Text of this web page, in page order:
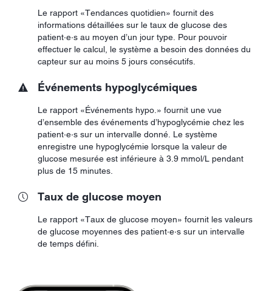
Le rapport «Tendances quotidien» fournit des
informations détaillées sur le taux de glucose des
patient·e·s au moyen d’un jour type. Pour pouvoir
effectuer le calcul, le système a besoin des données du
capteur sur au moins 5 jours consécutifs.
Événements hypoglycémiques
Le rapport «Événements hypo.» fournit une vue
d’ensemble des événements d’hypoglycémie chez les
patient·e·s sur un intervalle donné. Le système
enregistre une hypoglycémie lorsque la valeur de
glucose mesurée est inférieure à 3.9 mmol/L pendant
plus de 15 minutes.
Taux de glucose moyen
Le rapport «Taux de glucose moyen» fournit les valeurs
de glucose moyennes des patient·e·s sur un intervalle
de temps défini.